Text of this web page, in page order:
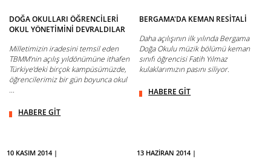
DOĞA OKULLARI ÖĞRENCİLERİ
OKUL YÖNETİMİNİ DEVRALDILAR
Milletimizin iradesini temsil eden
TBMM’nin açılış yıldönümüne ithafen
Türkiye’deki birçok kampüsümüzde,
öğrencilerimiz bir gün boyunca okul
...
HABERE GİT
BERGAMA'DA KEMAN RESİTALİ
Daha açılışının ilk yılında Bergama
Doğa Okulu müzik bölümü keman
sınıfı öğrencisi Fatih Yılmaz
kulaklarımızın pasını siliyor.
HABERE GİT
10 KASIM 2014 | 13 HAZİRAN 2014 |